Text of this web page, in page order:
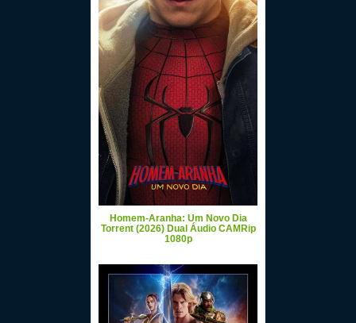
Homem-Aranha: Um Novo Dia
Torrent (2026) Dual Áudio CAMRip
1080p